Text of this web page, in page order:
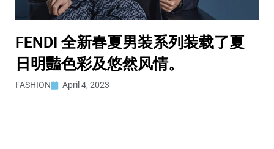
FENDI 全新春夏男装系列装载了夏
日明豔色彩及悠然风情。
FASHION April 4, 2023